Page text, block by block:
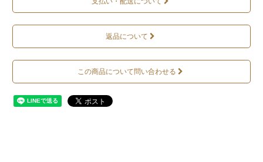
返品について
この商品について問い合わせる